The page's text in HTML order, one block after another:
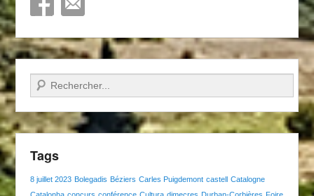
Recherche
Tags
8 juillet 2023 Bolegadis Béziers Carles Puigdemont castell Catalogne